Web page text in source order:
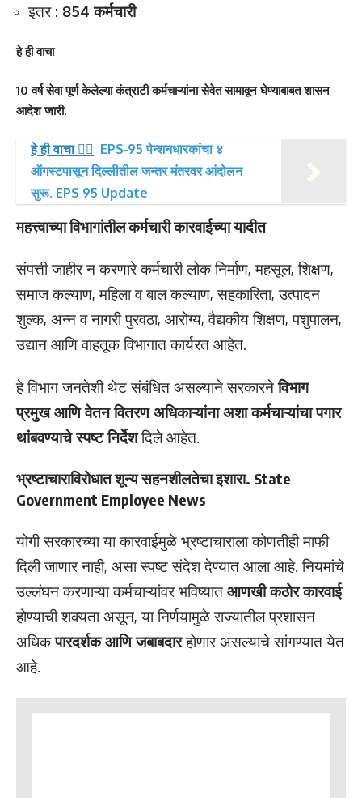
इतर : 854 कर्मचारी
हे ही वाचा
10 वर्ष सेवा पूर्ण केलेल्या कंत्राटी कर्मचाऱ्यांना सेवेत सामावून घेण्याबाबत शासन
आदेश जारी.
हे ही वाचा 👉🏻 EPS‑95 पेन्शनधारकांचा ४
ऑगस्टपासून दिल्लीतील जन्तर मंतरवर आंदोलन
सुरू. EPS 95 Update
महत्त्वाच्या विभागांतील कर्मचारी कारवाईच्या यादीत
संपत्ती जाहीर न करणारे कर्मचारी लोक निर्माण, महसूल, शिक्षण,
समाज कल्याण, महिला व बाल कल्याण, सहकारिता, उत्पादन
शुल्क, अन्न व नागरी पुरवठा, आरोग्य, वैद्यकीय शिक्षण, पशुपालन,
उद्यान आणि वाहतूक विभागात कार्यरत आहेत.
हे विभाग जनतेशी थेट संबंधित असल्याने सरकारनेविभाग
प्रमुख आणि वेतन वितरण अधिकाऱ्यांना अशा कर्मचाऱ्यांचा पगार
थांबवण्याचे स्पष्ट निर्देशदिले आहेत.
भ्रष्टाचाराविरोधात शून्य सहनशीलतेचा इशारा. State
Government Employee News
योगी सरकारच्या या कारवाईमुळे भ्रष्टाचाराला कोणतीही माफी
दिली जाणार नाही, असा स्पष्ट संदेश देण्यात आला आहे. नियमांचे
उल्लंघन करणाऱ्या कर्मचाऱ्यांवर भविष्यात आणखी कठोर कारवाई
होण्याची शक्यता असून, या निर्णयामुळे राज्यातील प्रशासन
अधिकपारदर्शक आणि जबाबदारहोणार असल्याचे सांगण्यात येत
आहे.